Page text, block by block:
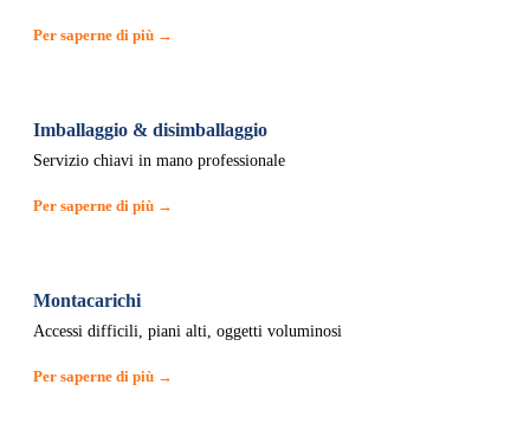
Per saperne di più →
Imballaggio & disimballaggio
Servizio chiavi in mano professionale
Per saperne di più →
Montacarichi
Accessi difficili, piani alti, oggetti voluminosi
Per saperne di più →